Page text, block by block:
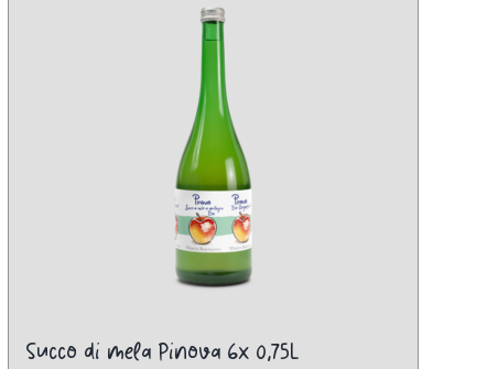
Succo di mela Pinova 6x 0,75L